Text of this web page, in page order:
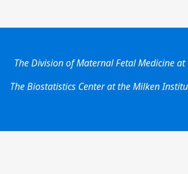
The Division of Maternal Fetal Medicine
The Biostatistics Center at the Milken